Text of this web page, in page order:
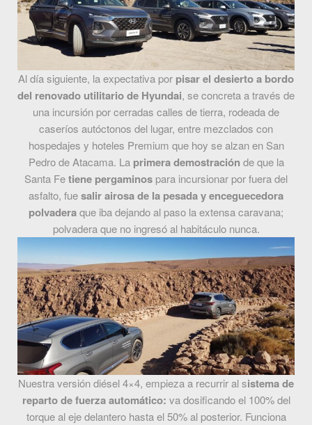
Al día siguiente, la expectativa por pisar el desierto a bordo
del renovado utilitario de Hyundai, se concreta a través de
una incursión por cerradas calles de tierra, rodeada de
caseríos autóctonos del lugar, entre mezclados con
hospedajes y hoteles Premium que hoy se alzan en San
Pedro de Atacama. La primera demostración de que la
Santa Fetiene pergaminos para incursionar por fuera del
asfalto, fuesalir airosa de la pesada y enceguecedora
polvaderaque iba dejando al paso la extensa caravana;
polvadera que no ingresó al habitáculo nunca.
Nuestra versión diésel 4×4, empieza a recurrir al sistema de
reparto de fuerza automático: va dosificando el 100% del
torque al eje delantero hasta el 50% al posterior. Funciona